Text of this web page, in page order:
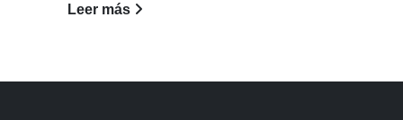
Leer más